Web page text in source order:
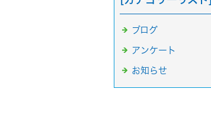
ブログ
アンケート
お知らせ